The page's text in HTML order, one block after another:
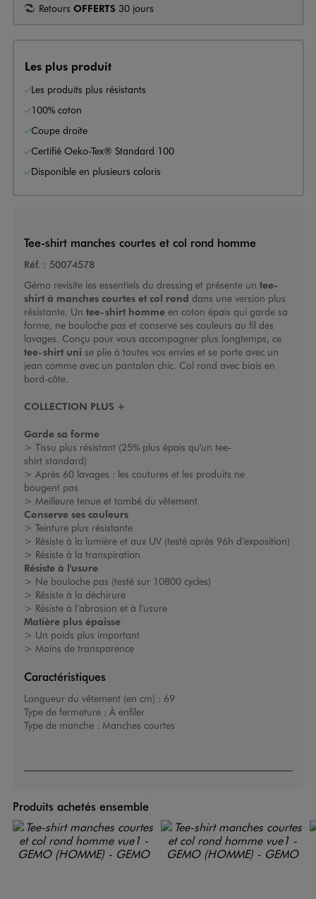
Retours OFFERTS 30 jours
Les plus produit
Les produits plus résistants
100% coton
Coupe droite
Certifié Oeko-Tex® Standard 100
Disponible en plusieurs coloris
Tee-shirt manches courtes et col rond homme
Réf. : 50074578
Gémo revisite les essentiels du dressing et présente un tee-
shirt à manches courtes et col rond dans une version plus
résistante. Un tee-shirt hommeen coton épais qui garde sa
forme, ne bouloche pas et conserve ses couleurs au fil des
lavages. Conçu pour vous accompagner plus longtemps, ce
tee-shirt uni se plie à toutes vos envies et se porte avec un
jean comme avec un pantalon chic. Col rond avec biais en
bord-côte.
COLLECTION PLUS +
Garde sa forme
> Tissu plus résistant (25% plus épais qu’un tee-
shirt standard)
> Après 60 lavages : les coutures et les produits ne
bougent pas
> Meilleure tenue et tombé du vêtement
Conserve ses couleurs
> Teinture plus résistante
> Résiste à la lumière et aux UV (testé après 96h d’exposition)
> Résiste à la transpiration
Résiste à l'usure
> Ne bouloche pas (testé sur 10800 cycles)
> Résiste à la déchirure
> Résiste à l’abrasion et à l’usure
Matière plus épaisse
> Un poids plus important
> Moins de transparence
Caractéristiques
Longueur du vêtement (en cm) : 69
Type de fermeture : À enfiler
Type de manche : Manches courtes
Produits achetés ensemble